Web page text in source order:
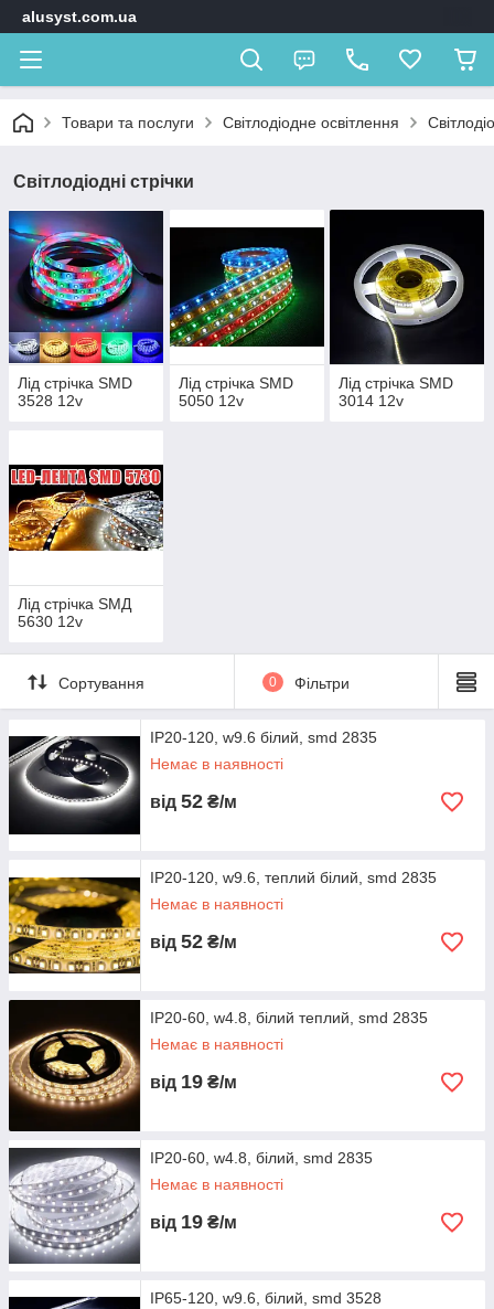
alusyst.com.ua
Товари та послуги Світлодіодне освітлення
Світлодіодні стрічки
Лід стрічка SMD
3528 12v
Лід стрічка SMD
5050 12v
Лід стрічка SMD
3014 12v
Лід стрічка ЅМД
5630 12v
Сортування 0 Фільтри
IP20-120, w9.6 білий, smd 2835
Немає в наявності
від 52 ₴/м
IP20-120, w9.6, теплий білий, smd 2835
Немає в наявності
від 52 ₴/м
IP20-60, w4.8, білий теплий, smd 2835
Немає в наявності
від 19 ₴/м
IP20-60, w4.8, білий, smd 2835
Немає в наявності
від 19 ₴/м
IP65-120, w9.6, білий, smd 3528